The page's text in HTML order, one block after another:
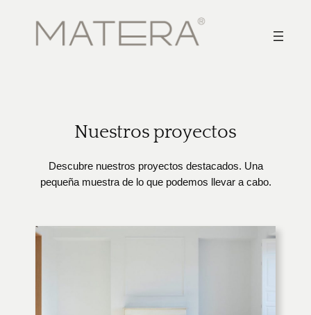
contenido
Nuestros proyectos
Descubre nuestros proyectos destacados. Una
pequeña muestra de lo que podemos llevar a cabo.